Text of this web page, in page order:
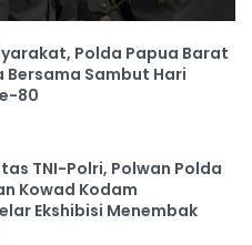
Polda Papua Barat
Bersama Sambut Hari
80
TNI-Polri, Polwan Polda
Kowad Kodam
Ekshibisi Menembak